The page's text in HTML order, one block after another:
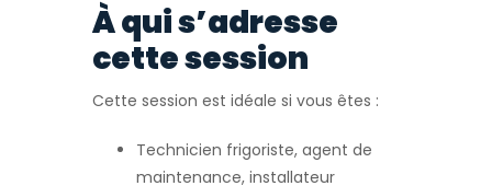
À qui s’adresse
cette session
Cette session est idéale si vous êtes :
Technicien frigoriste, agent de
maintenance, installateur